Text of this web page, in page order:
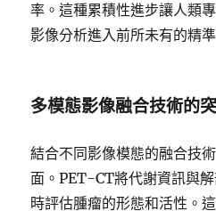
率。這種累積性進步讓人類
影像分析進入前所未有的精
多模態影像融合技術的
結合不同影像模態的融合技
面。PET-CT將代謝資訊與
時評估腫瘤的形態和活性。